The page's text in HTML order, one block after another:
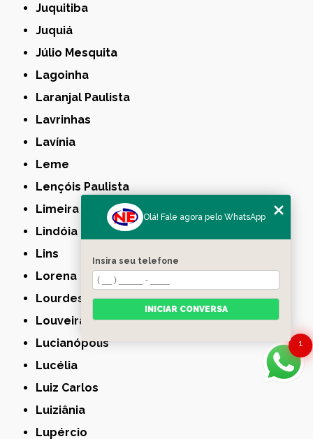
Juquitiba
Juquiá
Júlio Mesquita
Lagoinha
Laranjal Paulista
Lavrinhas
Lavínia
Leme
Lençóis Paulista
Limeira
Lindóia
Lins
Lorena
Lourdes
Louveira
Lucianópolis
Lucélia
Luiz Carlos
Luiziânia
Lupércio
1
Olá! Fale agora pelo WhatsApp
Insira seu telefone
INICIAR CONVERSA